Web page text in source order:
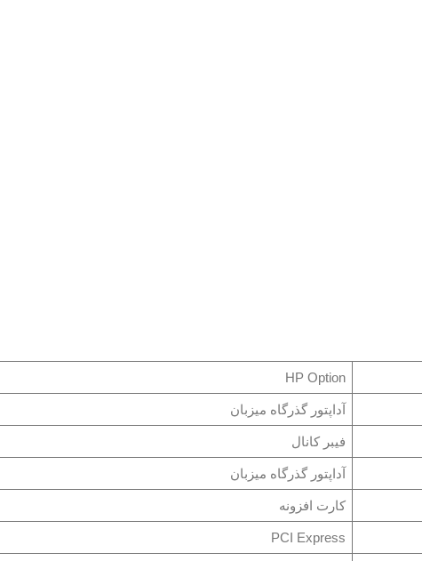
HP Option
آداپتور گذرگاه میزبان
فیبر کانال
آداپتور گذرگاه میزبان
کارت افزونه
PCI Express